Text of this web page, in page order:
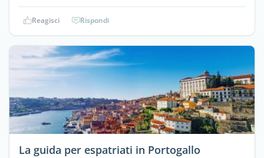
Reagisci Rispondi
La guida per espatriati in Portogallo